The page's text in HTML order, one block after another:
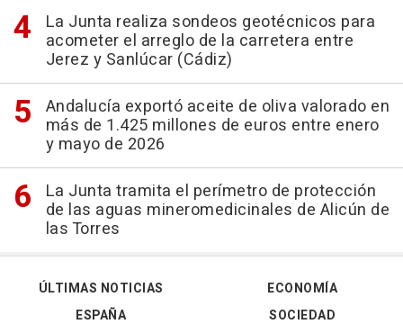
La Junta realiza sondeos geotécnicos para
acometer el arreglo de la carretera entre
Jerez y Sanlúcar (Cádiz)
Andalucía exportó aceite de oliva valorado en
más de 1.425 millones de euros entre enero
y mayo de 2026
La Junta tramita el perímetro de protección
de las aguas mineromedicinales de Alicún de
las Torres
ÚLTIMAS NOTICIAS
ESPAÑA
ECONOMÍA
SOCIEDAD